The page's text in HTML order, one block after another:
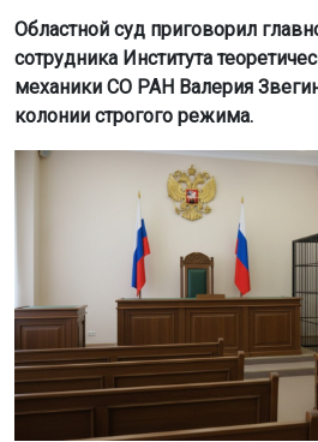
Областной суд приговорил
сотрудника Института
механики СО РАН Валерия
колонии строгого режима.